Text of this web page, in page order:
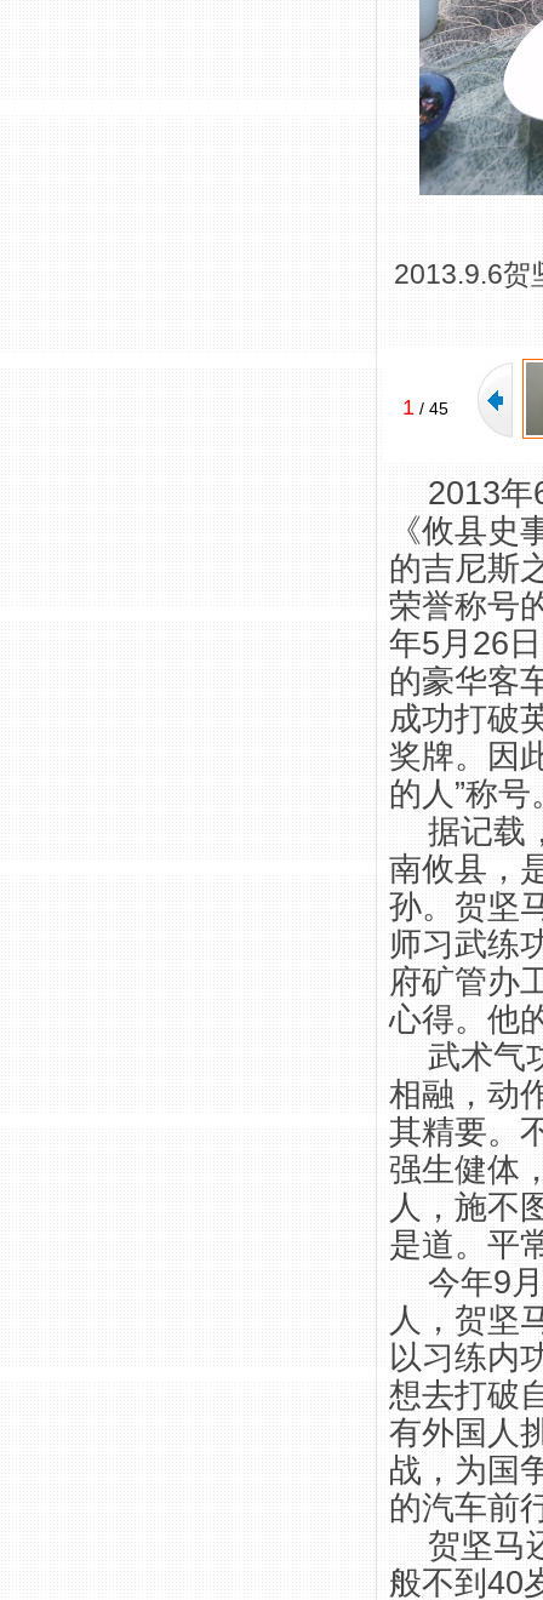
2013.9.6贺
1 / 45
2013年
《攸县
的吉尼斯
荣誉称号
年5月26
的豪华客
成功打破
奖牌。因
的人”称号
据记载
南攸县，
孙。贺坚
师习武练
府矿管办
心得。他
武术气
相融，动
其精要。
强生健体
人，施不
是道。平
今年9月
人，贺坚
以习练内
想去打破
有外国人
战，为国
的汽车前
贺坚马
般不到40